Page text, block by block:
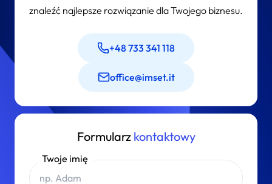
znaleźć najlepsze rozwiązanie dla Twojego biznesu.
+48 733 341 118
office@imset.it
Formularz kontaktowy
Twoje imię